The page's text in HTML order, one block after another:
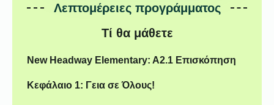
Λεπτομέρειες προγράμματος
Τί θα μάθετε
New Headway Elementary: A2.1 Επισκόπηση
Κεφάλαιο 1: Γεια σε Όλους!